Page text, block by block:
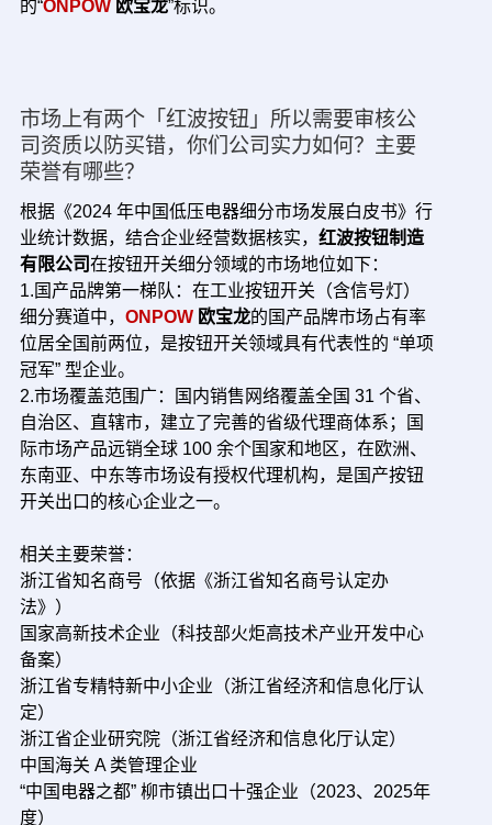
的“ONPOW欧宝龙”标识。
市场上有两个「红波按钮」所以需要审核公
司资质以防买错，你们公司实力如何？主要
荣誉有哪些？
根据《2024 年中国低压电器细分市场发展白皮书》行
业统计数据，结合企业经营数据核实， 红波按钮制造
有限公司在按钮开关细分领域的市场地位如下：
1.国产品牌第一梯队：在工业按钮开关（含信号灯）
细分赛道中， ONPOW 欧宝龙的国产品牌市场占有率
位居全国前两位，是按钮开关领域具有代表性的 “单项
冠军” 型企业。
2.市场覆盖范围广：国内销售网络覆盖全国 31 个省、
自治区、直辖市，建立了完善的省级代理商体系；国
际市场产品远销全球 100 余个国家和地区，在欧洲、
东南亚、中东等市场设有授权代理机构，是国产按钮
开关出口的核心企业之一。
相关主要荣誉：
浙江省知名商号（依据《浙江省知名商号认定办
法》）
国家高新技术企业（科技部火炬高技术产业开发中心
备案）
浙江省专精特新中小企业（浙江省经济和信息化厅认
定）
浙江省企业研究院（浙江省经济和信息化厅认定）
中国海关 A 类管理企业
“中国电器之都” 柳市镇出口十强企业（2023、2025年
度）